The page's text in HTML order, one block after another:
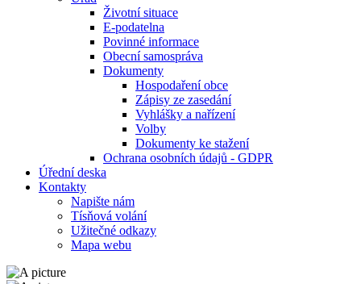
Životní situace
E-podatelna
Povinné informace
Obecní samospráva
Dokumenty
Hospodaření obce
Zápisy ze zasedání
Vyhlášky a nařízení
Volby
Dokumenty ke stažení
Ochrana osobních údajů - GDPR
Úřední deska
Kontakty
Napište nám
Tísňová volání
Užitečné odkazy
Mapa webu